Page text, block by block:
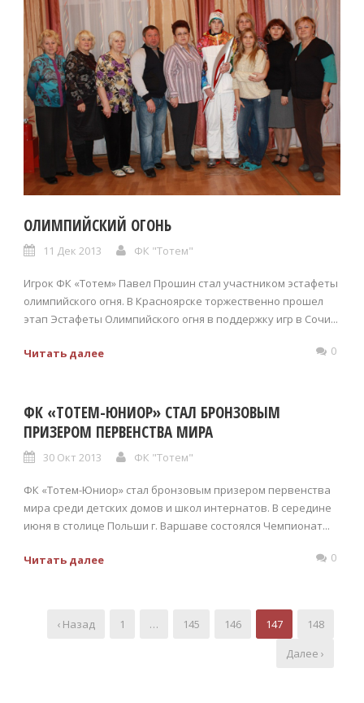
ОЛИМПИЙСКИЙ ОГОНЬ
11 Дек 2013 ФК "Тотем"
Игрок ФК «Тотем» Павел Прошин стал участником эстафеты
олимпийского огня. В Красноярске торжественно прошел
этап Эстафеты Олимпийского огня в поддержку игр в Сочи...
Читать далее 0
ФК «ТОТЕМ-ЮНИОР» СТАЛ БРОНЗОВЫМ
ПРИЗЕРОМ ПЕРВЕНСТВА МИРА
30 Окт 2013 ФК "Тотем"
ФК «Тотем-Юниор» стал бронзовым призером первенства
мира среди детских домов и школ интернатов. В середине
июня в столице Польши г. Варшаве состоялся Чемпионат...
Читать далее 0
‹ Назад 1 … 145 146 147
148
Далее ›